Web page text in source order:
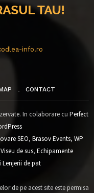
info.ro
CONTACT
In colaborare cu Perfect
SEO, Brasov Events, WP
de sus, Echipamente
Lenjerii de pat
de pe acest site este permisa